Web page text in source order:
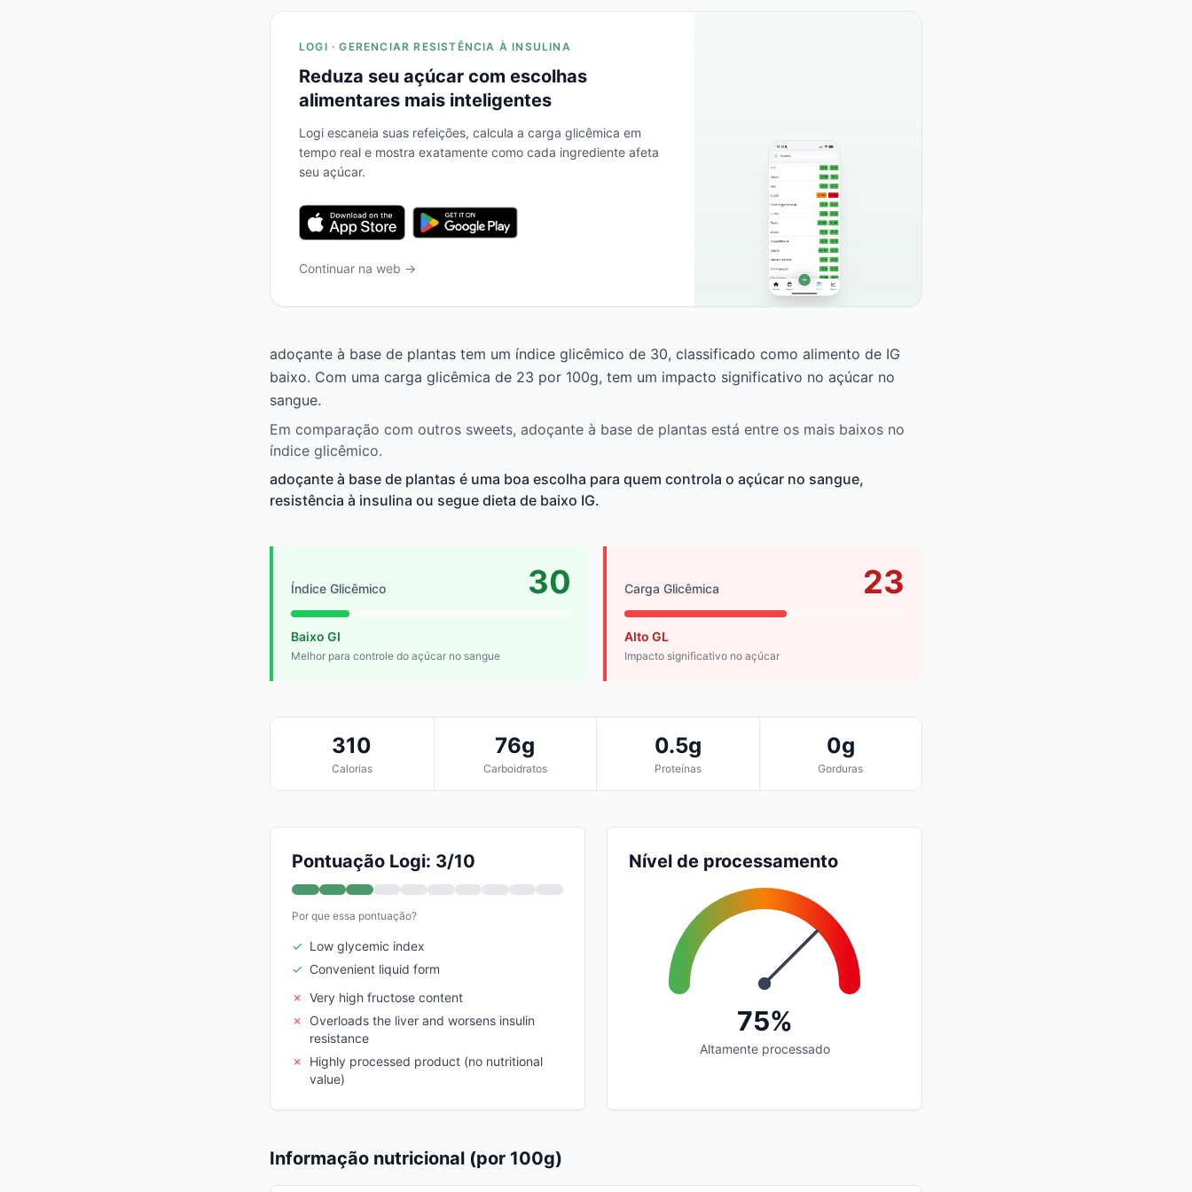
LOGI · GERENCIAR RESISTÊNCIA À INSULINA
Reduza seu açúcar com escolhas
alimentares mais inteligentes
Logi escaneia suas refeições, calcula a carga glicêmica em
tempo real e mostra exatamente como cada ingrediente afeta
seu açúcar.
Continuar na web →
adoçante à base de plantas tem um índice glicêmico de 30, classificado como alimento de IG
baixo. Com uma carga glicêmica de 23 por 100g, tem um impacto significativo no açúcar no
sangue.
Em comparação com outros sweets, adoçante à base de plantas está entre os mais baixos no
índice glicêmico.
adoçante à base de plantas é uma boa escolha para quem controla o açúcar no sangue,
resistência à insulina ou segue dieta de baixo IG.
Índice Glicêmico 30
Baixo GI
Melhor para controle do açúcar no sangue
Carga Glicêmica 23
Alto GL
Impacto significativo no açúcar
310
Calorias
76g
Carboidratos
0.5g
Proteínas
0g
Gorduras
Pontuação Logi: 3/10
Por que essa pontuação?
✓ Low glycemic index
✓ Convenient liquid form
✗ Very high fructose content
✗
Overloads the liver and worsens insulin
resistance
✗
Highly processed product (no nutritional
value)
Nível de processamento
75%
Altamente processado
Informação nutricional (por 100g)